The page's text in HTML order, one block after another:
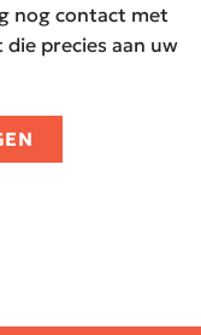
nog contact met
precies aan uw